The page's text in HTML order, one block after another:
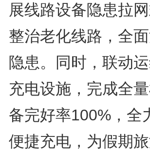
展线路设备隐患拉
整治老化线路，全
隐患。同时，联动
充电设施，完成全
备完好率100%，全
便捷充电，为假期